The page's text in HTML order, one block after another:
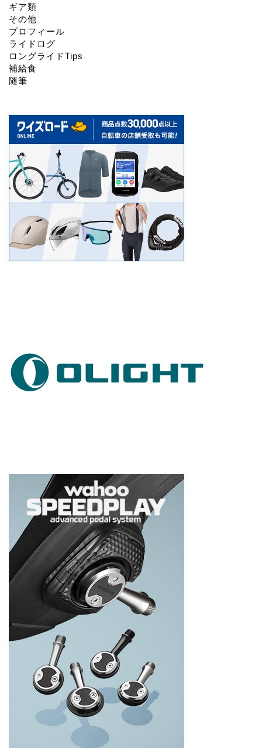
ギア類
その他
プロフィール
ライドログ
ロングライドTips
補給食
随筆